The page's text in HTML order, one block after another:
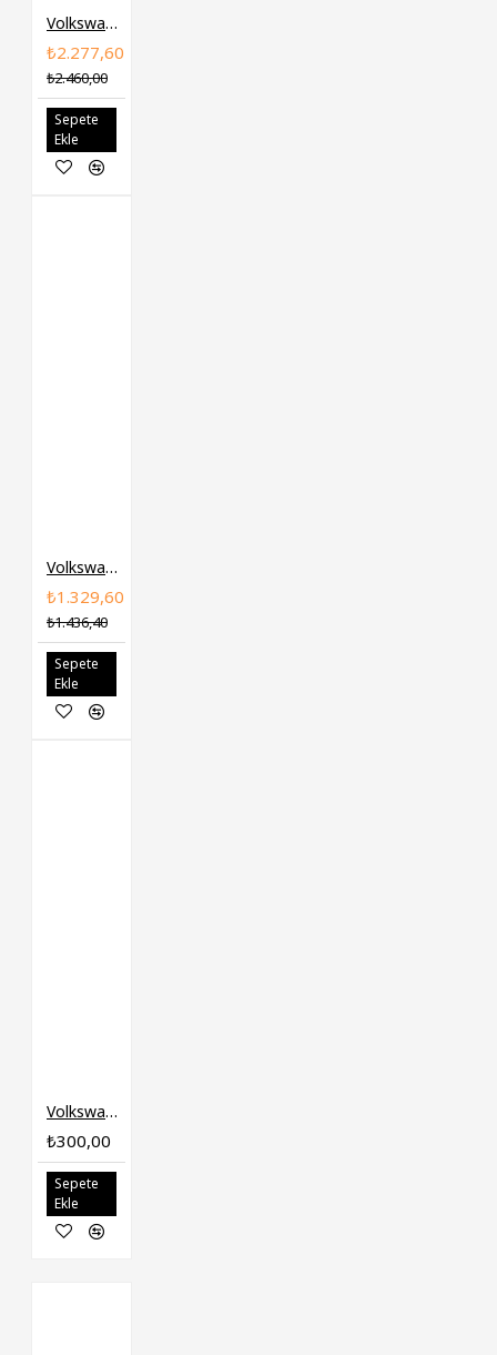
Volkswagen FEBI Motor Takozu Sol 6RF199555J JETTA POLO
₺2.277,60
₺2.460,00
Sepete
Ekle
Volkswagen IOE-VW Panel Braketi 5G0805567 GOLF7
₺1.329,60
₺1.436,40
Sepete
Ekle
Volkswagen Polo 1996-2000 Hava Filtre Borusu 6K0129627N
₺300,00
Sepete
Ekle